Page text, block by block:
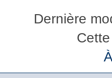
Dernière